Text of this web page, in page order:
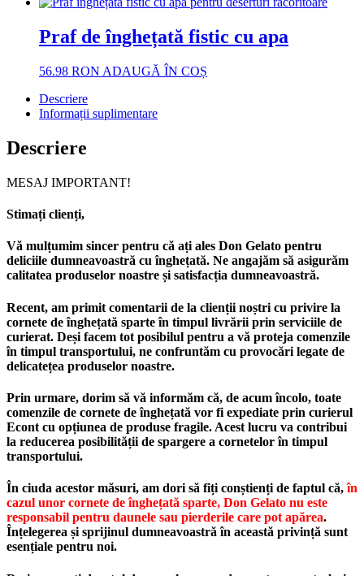
Praf de înghețată fistic cu apa
56.98 RON ADAUGĂ ÎN COȘ
Descriere
Informații suplimentare
Descriere
MESAJ IMPORTANT!
Stimați clienți,
Vă mulțumim sincer pentru că ați ales Don Gelato pentru
deliciile dumneavoastră cu înghețată. Ne angajăm să asigurăm
calitatea produselor noastre și satisfacția dumneavoastră.
Recent, am primit comentarii de la clienții noștri cu privire la
cornete de înghețată sparte în timpul livrării prin serviciile de
curierat. Deși facem tot posibilul pentru a vă proteja comenzile
în timpul transportului, ne confruntăm cu provocări legate de
delicatețea produselor noastre.
Prin urmare, dorim să vă informăm că, de acum încolo, toate
comenzile de cornete de înghețată vor fi expediate prin curierul
Econt cu opțiunea de produse fragile. Acest lucru va contribui
la reducerea posibilității de spargere a cornetelor în timpul
transportului.
În ciuda acestor măsuri, am dori să fiți conștienți de faptul că,în
cazul unor cornete de înghețată sparte, Don Gelato nu este
responsabil pentru daunele sau pierderile care pot apărea.
Înțelegerea și sprijinul dumneavoastră în această privință sunt
esențiale pentru noi.